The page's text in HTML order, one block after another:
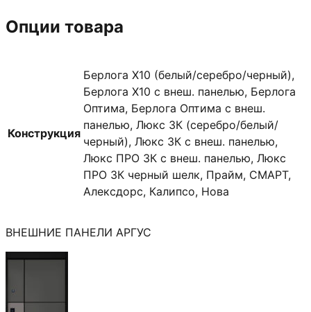
Опции товара
Конструкция
Берлога X10 (белый/серебро/черный),
Берлога X10 с внеш. панелью, Берлога
Оптима, Берлога Оптима с внеш.
панелью, Люкс 3К (серебро/белый/
черный), Люкс 3К с внеш. панелью,
Люкс ПРО 3К с внеш. панелью, Люкс
ПРО 3К черный шелк, Прайм, СМАРТ,
Алексдорс, Калипсо, Нова
ВНЕШНИЕ ПАНЕЛИ АРГУС